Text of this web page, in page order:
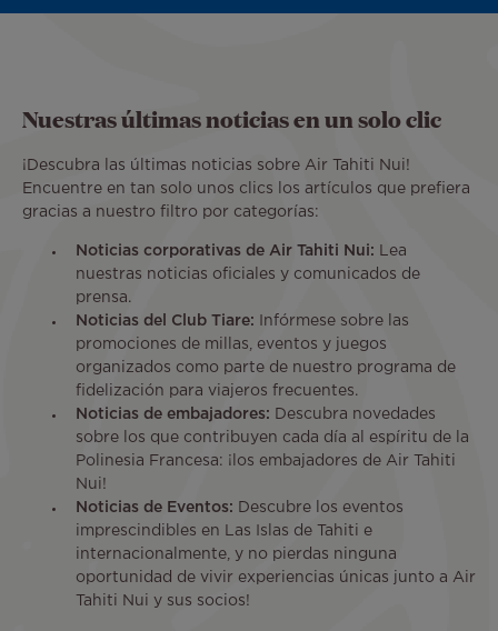
Nuestras últimas noticias en un solo clic
¡Descubra las últimas noticias sobre Air Tahiti Nui!
Encuentre en tan solo unos clics los artículos que prefiera
gracias a nuestro filtro por categorías:
Noticias corporativas de Air Tahiti Nui: Lea
nuestras noticias oficiales y comunicados de
prensa.
Noticias del Club Tiare: Infórmese sobre las
promociones de millas, eventos y juegos
organizados como parte de nuestro programa de
fidelización para viajeros frecuentes.
Noticias de embajadores:
Descubra novedades
sobre los que contribuyen cada día al espíritu de la
Polinesia Francesa: ¡los embajadores de Air Tahiti
Nui!
Noticias de Eventos: Descubre los eventos
imprescindibles en Las Islas de Tahiti e
internacionalmente, y no pierdas ninguna
oportunidad de vivir experiencias únicas junto a Air
Tahiti Nui y sus socios!